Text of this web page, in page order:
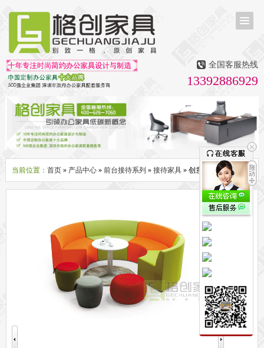
首页
茶台茶桌
多媒体会议室家具
办公屏风隔断系列
办公屏风卡位
高隔断墙 折叠屏风
组合职员台
办公桌系列
经理办公桌
会议桌
办公椅系列
贵宾沙发 茶几
茶水柜
副柜 间隔柜 矮柜 实木文件柜 板式文件柜
钢制文件柜
培训桌
全国客服热线
13392886929
当前位置： 首页» 产品中心» 前台接待系列 » 接待家具» 创意休闲沙发